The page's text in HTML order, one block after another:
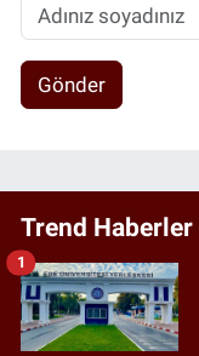
Gönder
Trend Haberler
1